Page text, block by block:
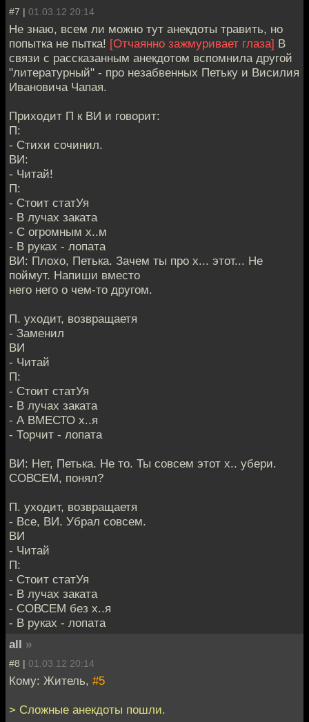
#7 | 01.03.12 20:14
Не знаю, всем ли можно тут анекдоты травить, но
попытка не пытка! [Отчаянно зажмуривает глаза] В
связи с рассказанным анекдотом вспомнила другой
"литературный" - про незабвенных Петьку и Висилия
Ивановича Чапая.
Приходит П к ВИ и говорит:
П:
- Стихи сочинил.
ВИ:
- Читай!
П:
- Стоит статУя
- В лучах заката
- С огромным х..м
- В руках - лопата
ВИ: Плохо, Петька. Зачем ты про х... этот... Не
поймут. Напиши вместо
него него о чем-то другом.
П. уходит, возвращаетя
- Заменил
ВИ
- Читай
П:
- Стоит статУя
- В лучах заката
- А ВМЕСТО х..я
- Торчит - лопата
ВИ: Нет, Петька. Не то. Ты совсем этот х.. убери.
СОВСЕМ, понял?
П. уходит, возвращаетя
- Все, ВИ. Убрал совсем.
ВИ
- Читай
П:
- Стоит статУя
- В лучах заката
- СОВСЕМ без х..я
- В руках - лопата
all »
#8 | 01.03.12 20:14
Кому: Житель, #5
> Сложные анекдоты пошли.